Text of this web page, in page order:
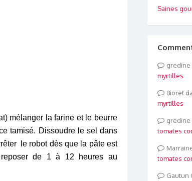
mélanger la farine et le beurre
tamisé. Dissoudre le sel dans
le robot dès que la pâte est
de 1 à 12 heures au
Saines
gredine
myrtilles
Bioret
myrtilles
gredine
tomates
tomates
Gautun